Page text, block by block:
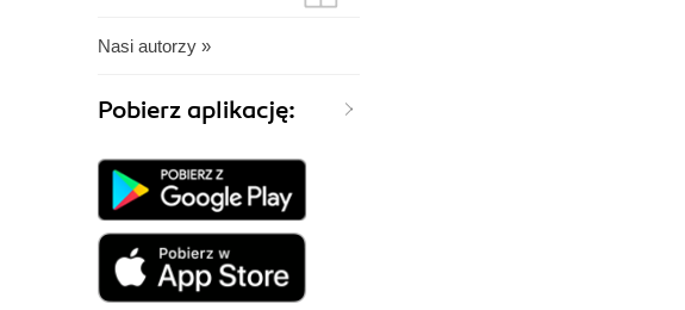
Nasi autorzy »
Pobierz aplikację: